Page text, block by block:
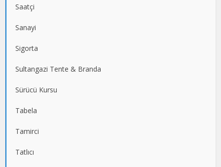
Saatçi
Sanayi
Sigorta
Sultangazi Tente & Branda
Sürücü Kursu
Tabela
Tamirci
Tatlıcı